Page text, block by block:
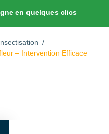
en quelques clics
/
– Intervention Efficace